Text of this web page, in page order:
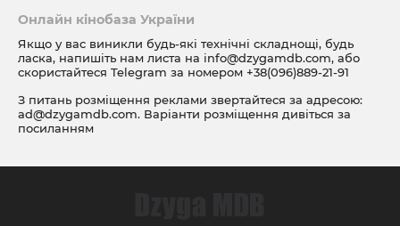
Онлайн кінобаза України
Якщо у вас виникли будь-які технічні складнощі, будь
ласка, напишіть нам листа на info@dzygamdb.com, або
скористайтеся Telegram за номером +38(096)889-21-91
З питань розміщення реклами звертайтеся за адресою:
ad@dzygamdb.com. Варіанти розміщення дивіться за
посиланням